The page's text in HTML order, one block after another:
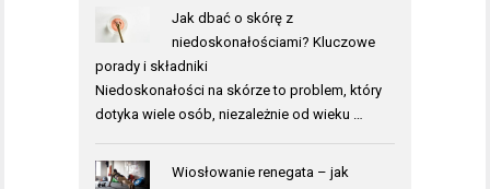
Jak dbać o skórę z
niedoskonałościami? Kluczowe
porady i składniki
Niedoskonałości na skórze to problem, który
dotyka wiele osób, niezależnie od wieku …
Wiosłowanie renegata – jak